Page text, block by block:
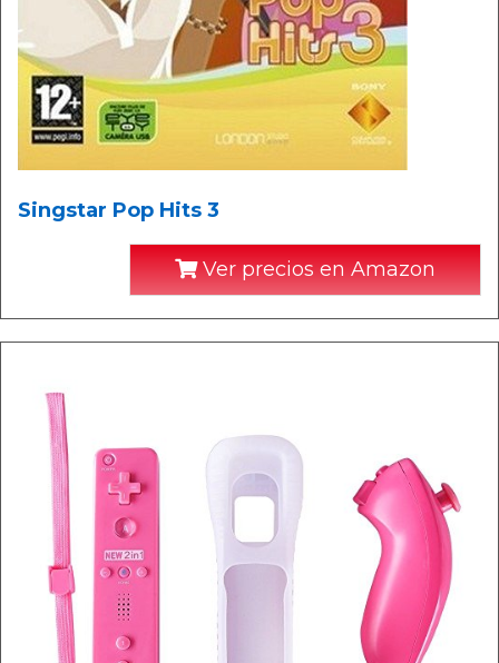
Singstar Pop Hits 3
Ver precios en Amazon